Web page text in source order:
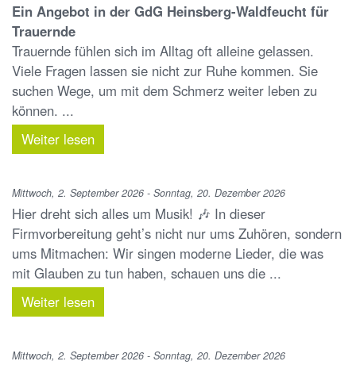
Ein Angebot in der GdG Heinsberg-Waldfeucht für
Trauernde
Trauernde fühlen sich im Alltag oft alleine gelassen.
Viele Fragen lassen sie nicht zur Ruhe kommen. Sie
suchen Wege, um mit dem Schmerz weiter leben zu
können. ...
Weiter lesen
Mittwoch, 2. September 2026 - Sonntag, 20. Dezember 2026
Hier dreht sich alles um Musik! 🎶 In dieser
Firmvorbereitung geht’s nicht nur ums Zuhören, sondern
ums Mitmachen: Wir singen moderne Lieder, die was
mit Glauben zu tun haben, schauen uns die ...
Weiter lesen
Mittwoch, 2. September 2026 - Sonntag, 20. Dezember 2026